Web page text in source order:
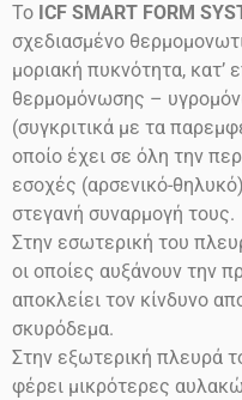
Το ICF SMART FORM
σχεδιασμένο
μοριακή πυκνότητα, κατ’
θερμομόνωσης –
(συγκριτικά με τα
οποίο έχει σε όλη την
εσοχές (αρσενικό-
στεγανή συναρμογή τους.
Στην εσωτερική του
οι οποίες αυξάνουν την
αποκλείει τον κίνδυνο
σκυρόδεμα.
Στην εξωτερική πλευρά
φέρει μικρότερες